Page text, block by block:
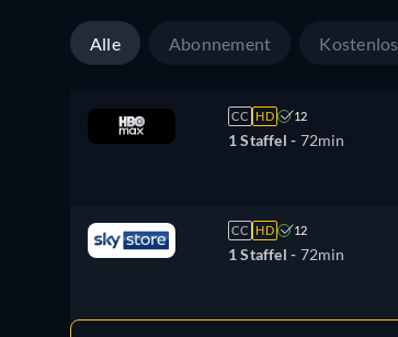
Alle Abonnement Kostenlos
CC HD 12
1 Staffel - 72min
CC HD 12
1 Staffel - 72min